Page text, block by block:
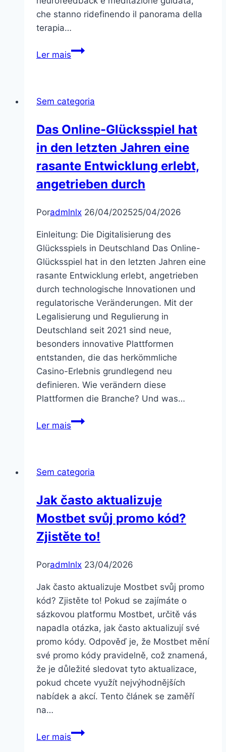
che stanno ridefinendo il panorama della
terapia…
Ler maisInnovazione
L’Importanza
Strumenti
di
Neurofeedback
su
iPad
Sem categoria
Das Online-Glücksspiel hat
in den letzten Jahren eine
rasante Entwicklung erlebt,
angetrieben durch
Poradmlnlx 26/04/202525/04/2026
Einleitung: Die Digitalisierung des
Glücksspiels in Deutschland Das Online-
Glücksspiel hat in den letzten Jahren eine
rasante Entwicklung erlebt, angetrieben
durch technologische Innovationen und
regulatorische Veränderungen. Mit der
Legalisierung und Regulierung in
Deutschland seit 2021 sind neue,
besonders innovative Plattformen
entstanden, die das herkömmliche
Casino-Erlebnis grundlegend neu
definieren. Wie verändern diese
Plattformen die Branche? Und was…
Ler maisDas
in
letzten
Jahren
rasante
erlebt,
angetrieben
durch
Sem categoria
Jak často aktualizuje
Mostbet svůj promo kód?
Zjistěte to!
Poradmlnlx 23/04/2026
Jak často aktualizuje Mostbet svůj promo
kód? Zjistěte to! Pokud se zajímáte o
sázkovou platformu Mostbet, určitě vás
napadla otázka, jak často aktualizují své
promo kódy. Odpověď je, že Mostbet mění
své promo kódy pravidelně, což znamená,
že je důležité sledovat tyto aktualizace,
pokud chcete využít nejvýhodnějších
nabídek a akcí. Tento článek se zaměří
na…
Ler maisJak